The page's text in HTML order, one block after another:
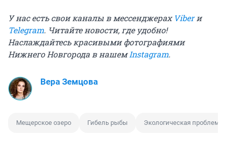
У нас есть свои каналы в мессенджерах Viberи
Telegram. Читайте новости, где удобно!
Наслаждайтесь красивыми фотографиями
Нижнего Новгорода в нашемInstagram.
Вера Земцова
Мещерское озеро Гибель рыбы Экологическая проблема